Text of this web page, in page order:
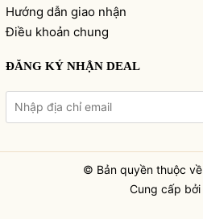
Hướng dẫn giao nhận
Điều khoản chung
ĐĂNG KÝ NHẬN DEAL
© Bản quyền thuộc về
Cung cấp bởi